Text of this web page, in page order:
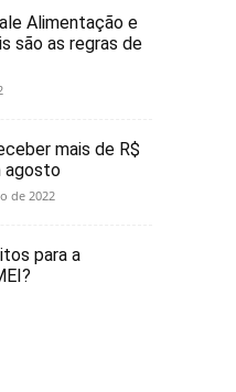
Alimentação e
são as regras de
mais de R$
agosto
de 2022
para a